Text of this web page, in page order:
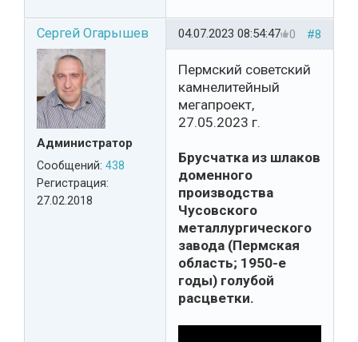
Сергей Огарышев
Администратор
Сообщений: 438
Регистрация:
27.02.2018
#8
0
04.07.2023 08:54:47
Пермский советский
камнелитейный
мегапроект,
27.05.2023 г.
Брусчатка из шлаков
доменного
производства
Чусовского
металлургического
завода (Пермская
область; 1950-е
годы) голубой
расцветки.